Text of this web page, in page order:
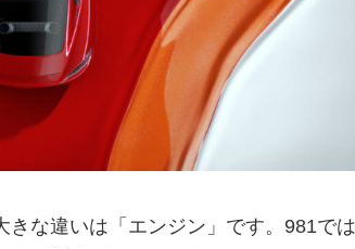
な違いは「エンジン」です。981で